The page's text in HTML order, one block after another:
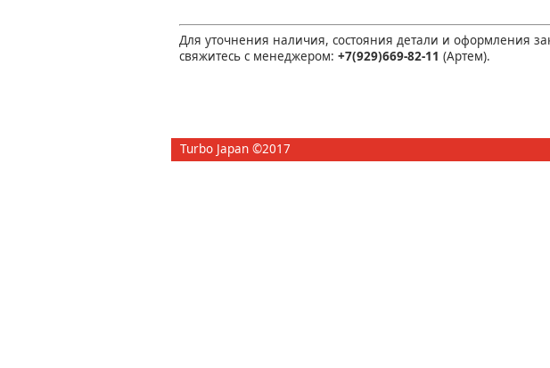
Для уточнения наличия, состояния детали и оформления
свяжитесь с менеджером: +7(929)669-82-11 (Артем).
Turbo Japan ©2017